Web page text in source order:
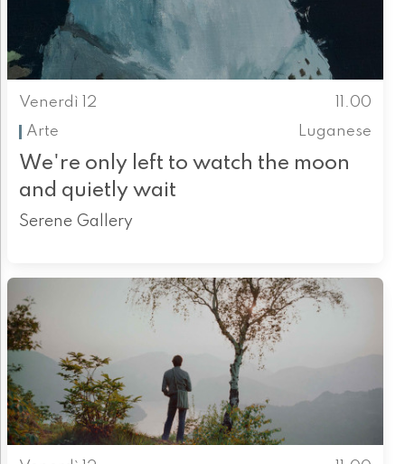
Venerdì 12
11.00
Arte
Luganese
We're only left to watch the moon
and quietly wait
Serene Gallery